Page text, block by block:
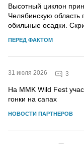
Высотный циклон
Челябинскую область
обильные осадки.
ПЕРЕД ФАКТОМ
31 июля 2026 3
На MMK Wild Fest
гонки на сапах
НОВОСТИ ПАРТНЕРОВ